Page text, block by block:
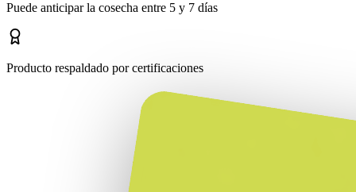
Puede anticipar la cosecha entre 5 y 7 días
Producto respaldado por certificaciones